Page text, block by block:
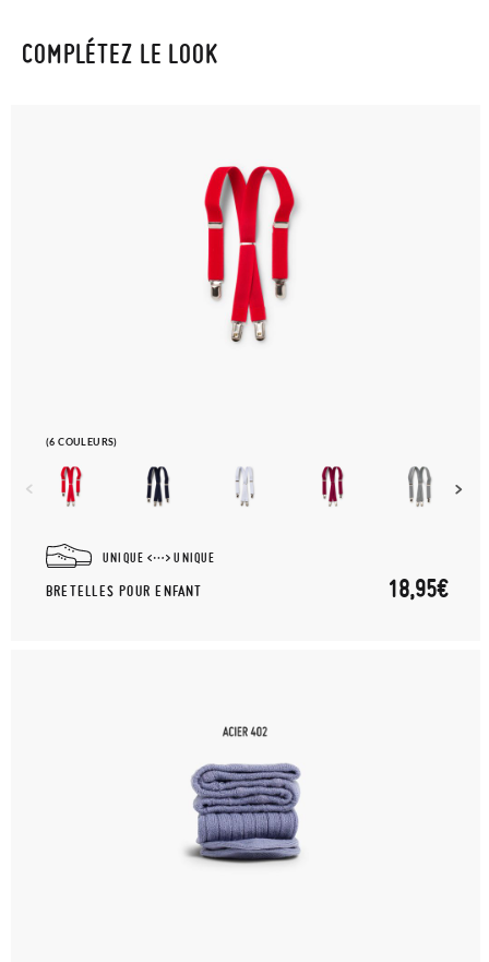
COMPLÉTEZ LE LOOK
(6 COULEURS)
UNIQUE UNIQUE
BRETELLES POUR ENFANT 18,95€